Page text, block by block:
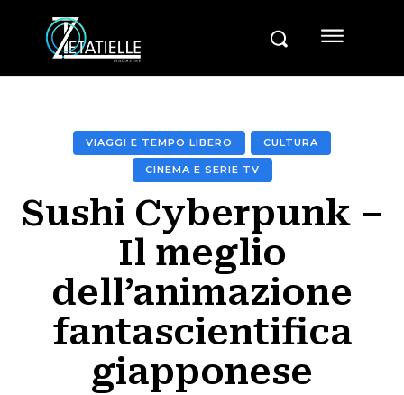
VIAGGI E TEMPO LIBERO CULTURA
CINEMA E SERIE TV
Sushi Cyberpunk –
Il meglio
dell’animazione
fantascientifica
giapponese